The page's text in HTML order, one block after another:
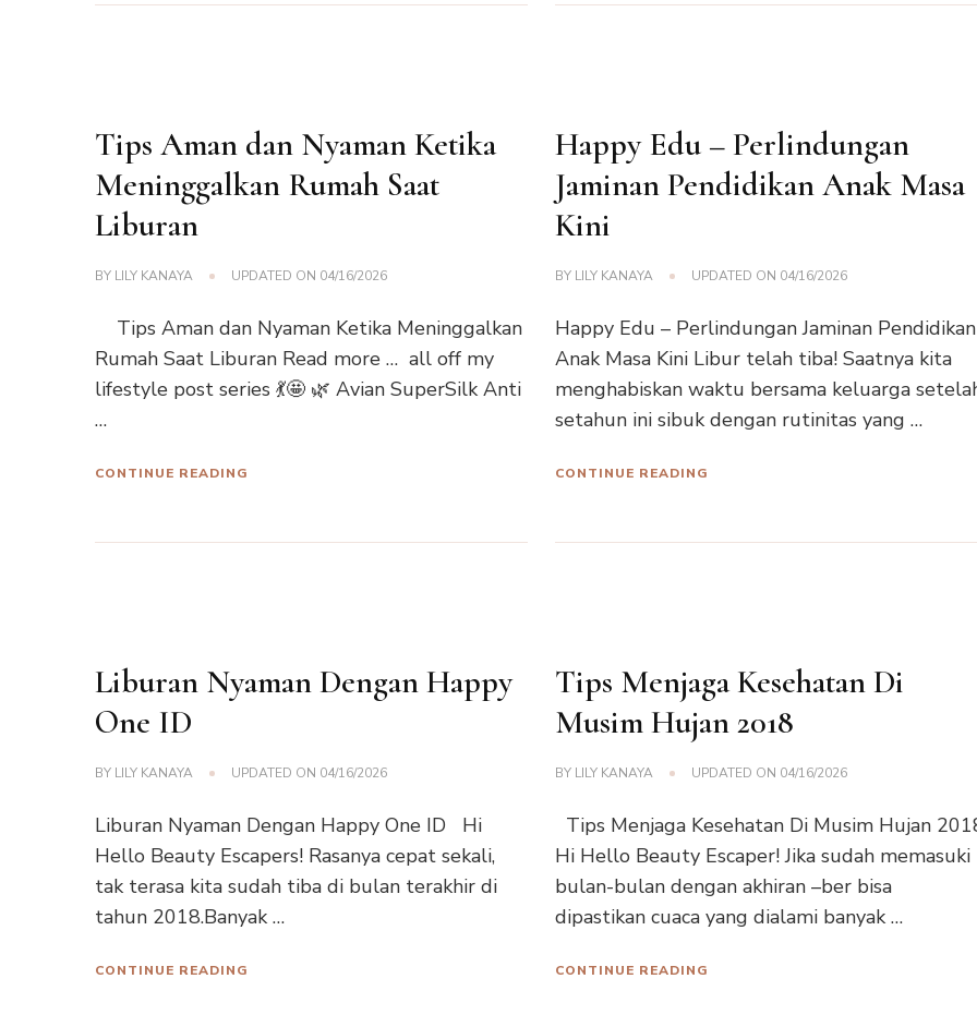
Tips Aman dan Nyaman Ketika
Meninggalkan Rumah Saat
Liburan
BY LILY KANAYA UPDATED ON 04/16/2026
Tips Aman dan Nyaman Ketika Meninggalkan
Rumah Saat Liburan Read more … all off my
lifestyle post series 💃🤩 🌿 Avian SuperSilk Anti
…
CONTINUE READING
Happy Edu – Perlindungan
Jaminan Pendidikan Anak Masa
Kini
BY LILY KANAYA UPDATED ON 04/16/2026
Happy Edu – Perlindungan Jaminan Pendidikan
Anak Masa Kini Libur telah tiba! Saatnya kita
menghabiskan waktu bersama keluarga
setahun ini sibuk dengan rutinitas yang …
CONTINUE READING
Liburan Nyaman Dengan Happy
One ID
BY LILY KANAYA UPDATED ON 04/16/2026
Liburan Nyaman Dengan Happy One ID Hi
Hello Beauty Escapers! Rasanya cepat sekali,
tak terasa kita sudah tiba di bulan terakhir di
tahun 2018.Banyak …
CONTINUE READING
Tips Menjaga Kesehatan Di
Musim Hujan 2018
BY LILY KANAYA UPDATED ON 04/16/2026
Tips Menjaga Kesehatan Di Musim Hujan
Hi Hello Beauty Escaper! Jika sudah memasuki
bulan-bulan dengan akhiran –ber bisa
dipastikan cuaca yang dialami banyak …
CONTINUE READING